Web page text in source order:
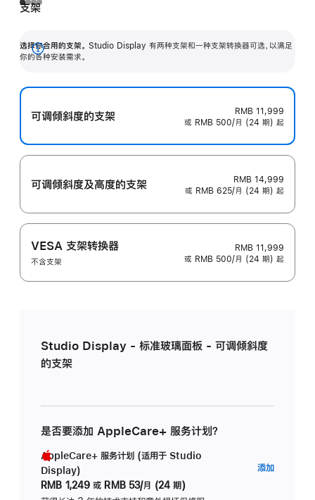
支架
选择你合用的支架。 Studio Display 有两种支架和一种支架转换器可选，以满足
你的各种安装需求。
展
可调倾斜度的支架
RMB 11,999
或 RMB 500/月 (24 期) 起
可调倾斜度及高‍度的支‍架
RMB 14,999
或 RMB 625/月 (24 期) 起
VESA 支架转换器
不含支架
RMB 11,999
或 RMB 500/月 (24 期) 起
Studio Display - 标准玻璃面板 - 可调倾斜度
的支架
是否要添加 AppleCare+ 服务计划？
AppleCare+ 服务计划 (适用于 Studio
Display)
RMB 1,249 或 RMB 53/月 (24 期)
添加